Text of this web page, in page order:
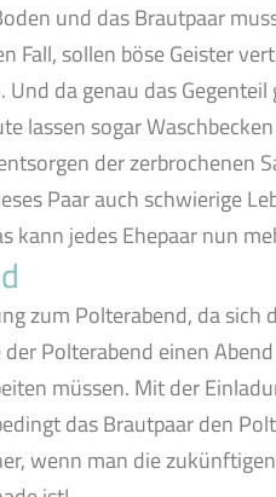
und das Brautpaar
sollen böse Geister
da genau das
lassen sogar
der zerbrochenen
Paar auch schwierige
kann jedes Ehepaar nun
zum Polterabend, da
Polterabend einen
müssen. Mit der
das Brautpaar den
wenn man die